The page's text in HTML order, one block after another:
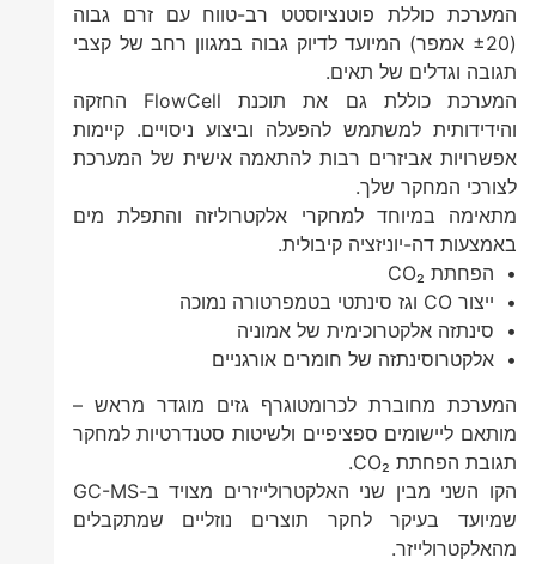
המערכת כוללת פוטנציוסטט רב-טווח עם זרם גבוה
(±20 אמפר) המיועד לדיוק גבוה במגוון רחב של קצבי
תגובה וגדלים של תאים.
המערכת כוללת גם את תוכנת FlowCell החזקה
והידידותית למשתמש להפעלה וביצוע ניסויים. קיימות
אפשרויות אביזרים רבות להתאמה אישית של המערכת
לצורכי המחקר שלך.
מתאימה במיוחד למחקרי אלקטרוליזה והתפלת מים
באמצעות דה-יוניזציה קיבולית.
• הפחתת CO₂
• ייצור CO וגז סינתטי בטמפרטורה נמוכה
• סינתזה אלקטרוכימית של אמוניה
• אלקטרוסינתזה של חומרים אורגניים
המערכת מחוברת לכרומטוגרף גזים מוגדר מראש –
מותאם ליישומים ספציפיים ולשיטות סטנדרטיות למחקר
תגובת הפחתת CO₂.
הקו השני מבין שני האלקטרולייזרים מצויד ב-GC-MS
שמיועד בעיקר לחקר תוצרים נוזליים שמתקבלים
מהאלקטרולייזר.